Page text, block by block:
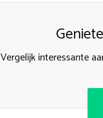
Vergelijk interessante